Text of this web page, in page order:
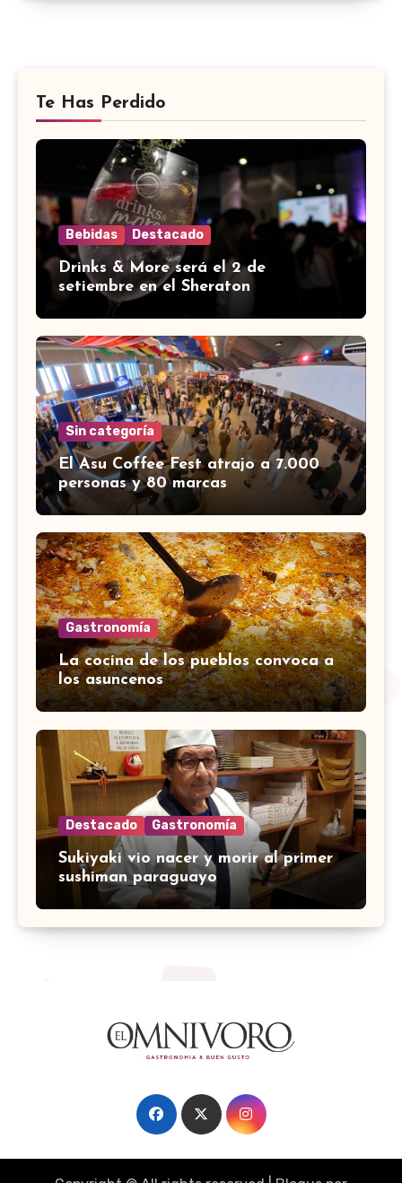
Te Has Perdido
Bebidas Destacado
Drinks & More será el 2 de
setiembre en el Sheraton
Sin categoría
El Asu Coffee Fest atrajo a 7.000
personas y 80 marcas
Gastronomía
La cocina de los pueblos convoca a
los asuncenos
Destacado Gastronomía
Sukiyaki vio nacer y morir al primer
sushiman paraguayo